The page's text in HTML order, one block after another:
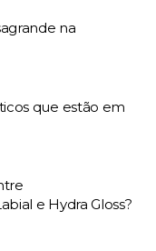
na
que estão em
e Hydra Gloss?